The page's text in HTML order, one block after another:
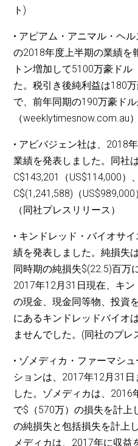
ト)
• アピアム・アニマル・ヘ
の2018年度上半期の業績を
トン増加して5100万豪ド
た。税引き後純利益は180
で、前年同期の190万豪ド
（weeklytimesnow.com.au）
• アビバジェン社は、2018
業績を発表しました。同社
C$143,201（US$114,000）
C$(1,241,588)（
（同社プレスリリース）
• キンドレッド・バイオサ
績を発表しました。純損失
同時期の純損失$(22.5)百万
2017年12月31日現在、キ
の現金、現金同等物、投資
にあるキンドレッドバイオ
ませんでした。(同社のプレ
• ゾメディカ・ファーマシ
ションは、2017年12月31
した。ゾメディカは、
で$（570万）の損失を計上
の純損失と包括損失を計上
メディカは、2017年に収益